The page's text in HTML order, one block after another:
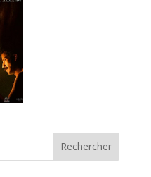
Rechercher